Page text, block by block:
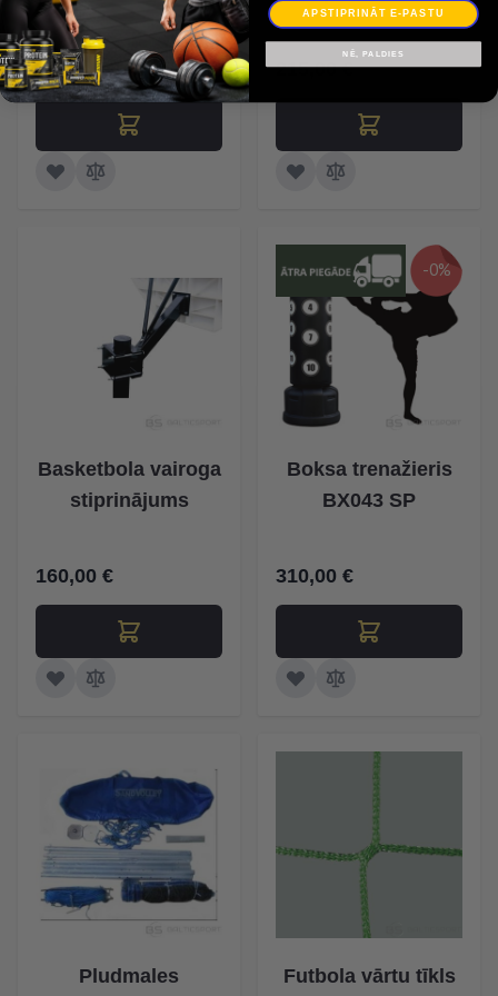
59,00 €
215,00 €
Basketbola vairoga
stiprinājums
160,00 €
-0%
Boksa trenažieris
BX043 SP
310,00 €
Pludmales Futbola vārtu tīkls
APSTIPRINĀT E-PASTU
NĒ, PALDIES